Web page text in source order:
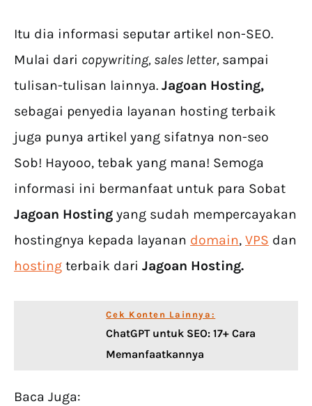
Itu dia informasi seputar artikel non-SEO.
Mulai dari copywriting, sales letter, sampai
tulisan-tulisan lainnya. Jagoan Hosting,
sebagai penyedia layanan hosting terbaik
juga punya artikel yang sifatnya non-seo
Sob! Hayooo, tebak yang mana! Semoga
informasi ini bermanfaat untuk para Sobat
Jagoan Hosting yang sudah mempercayakan
hostingnya kepada layanan domain, VPS dan
hosting terbaik dari Jagoan Hosting.
Cek Konten Lainnya:
ChatGPT untuk SEO: 17+ Cara
Memanfaatkannya
Baca Juga: